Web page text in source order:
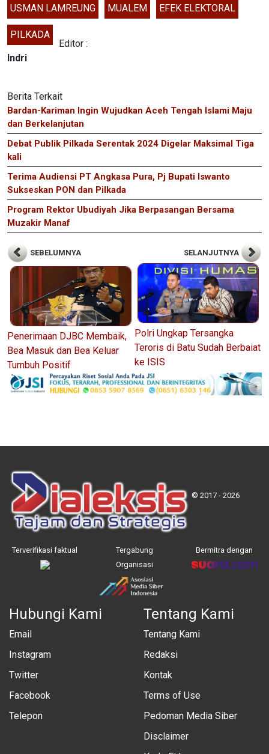
USMAN LAMREUNG
MUALEM EFEK ELEKTORAL
PILKADA
Editor :
Indri
Berita Terkait
Bardan-Kariman Ingin Wujudkan Aceh Tengah Islami Maju
dan Berkelanjutan
Debat Publik Pilkada Serentak 2024 Digelar Maksimal Tiga
kali
Terima Audiensi PT Angkasa Pura, Pj Bupati Iswanto
Sukseskan PON dan Pilkada
Program Rektor Ubudiyah Jika Berpasangan Bersama
Muzakir Manaf
SEBELUMNYA
Penerimaan DJBC Membaik,
Bea Masuk dan Bea Keluar
Tumbuh Positif
SELANJUTNYA
Polri Ungkap Tersangka
Teroris di Batu Sudah Berbaiat
ke ISIS
© 2017 - 2026
Terverifikasi faktual
Tergabung
Organisasi
Bermitra dengan
Hubungi Kami
Email
Instagram
Twitter
Facebook
Telepon
Tentang Kami
Tentang Kami
Redaksi
Kontak
Terms of Use
Pedoman Media Siber
Disclaimer